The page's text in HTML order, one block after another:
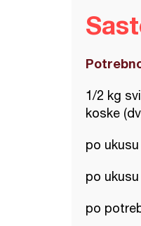
1/2 kg
koske
po
po
po